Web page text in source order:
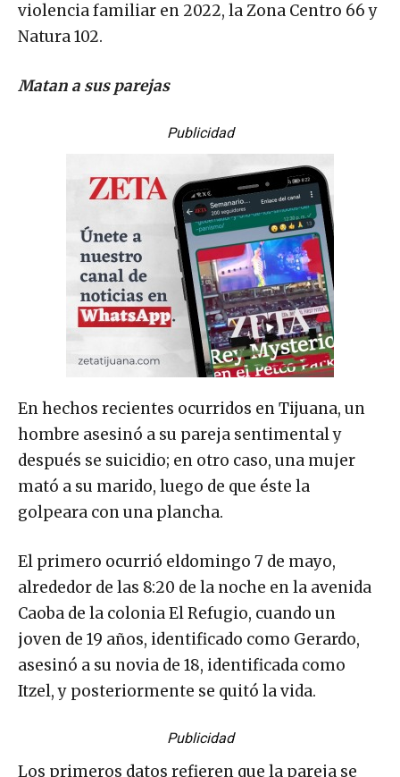
violencia familiar en 2022, la Zona Centro 66 y
Natura 102.
Matan a sus parejas
Publicidad
En hechos recientes ocurridos en Tijuana, un
hombre asesinó a su pareja sentimental y
después se suicidio; en otro caso, una mujer
mató a su marido, luego de que éste la
golpeara con una plancha.
El primero ocurrió eldomingo 7 de mayo,
alrededor de las 8:20 de la noche en la avenida
Caoba de la colonia El Refugio, cuando un
joven de 19 años, identificado como Gerardo,
asesinó a su novia de 18, identificada como
Itzel, y posteriormente se quitó la vida.
Publicidad
Los primeros datos refieren que la pareja se